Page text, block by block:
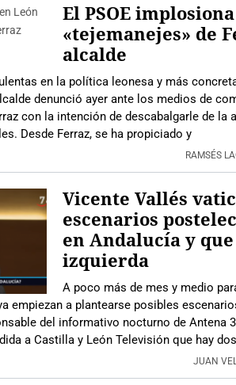
El PSOE
«tejemanejes» de
alcalde
en la política leonesa y más
denunció ayer ante los medios de
con la intención de descabalgarle de la
Desde Ferraz, se ha propiciado y
RAMSÉS
Vicente Vallés
escenarios
en Andalucía y
izquierda
A poco más de mes y medio
empiezan a plantearse posibles
del informativo nocturno de Antena
a Castilla y León Televisión que hay
JUAN